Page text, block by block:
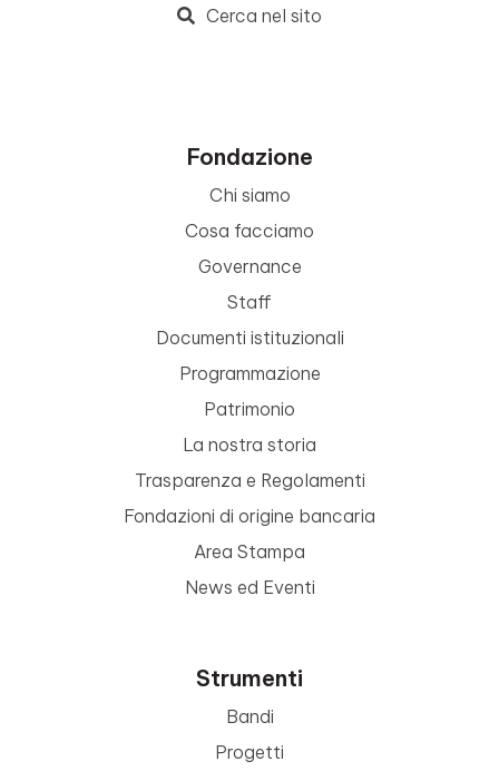
Cerca nel sito
Fondazione
Chi siamo
Cosa facciamo
Governance
Staff
Documenti istituzionali
Programmazione
Patrimonio
La nostra storia
Trasparenza e Regolamenti
Fondazioni di origine bancaria
Area Stampa
News ed Eventi
Strumenti
Bandi
Progetti